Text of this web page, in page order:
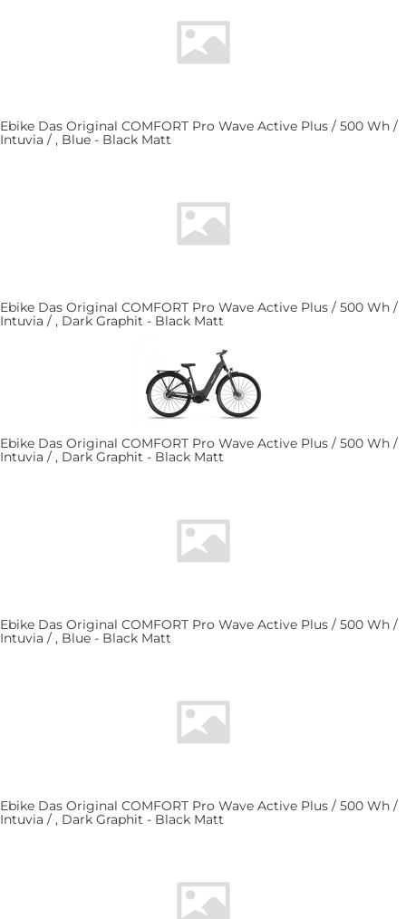
Ebike Das Original COMFORT Pro Wave Active Plus / 500 Wh /
Intuvia / , Blue - Black Matt
Ebike Das Original COMFORT Pro Wave Active Plus / 500 Wh /
Intuvia / , Dark Graphit - Black Matt
Ebike Das Original COMFORT Pro Wave Active Plus / 500 Wh /
Intuvia / , Dark Graphit - Black Matt
Ebike Das Original COMFORT Pro Wave Active Plus / 500 Wh /
Intuvia / , Blue - Black Matt
Ebike Das Original COMFORT Pro Wave Active Plus / 500 Wh /
Intuvia / , Dark Graphit - Black Matt